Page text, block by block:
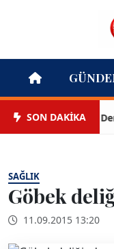
SON DAKİKA
Mert Demir
SAĞLIK
Göbek
11.09.2015 13:20